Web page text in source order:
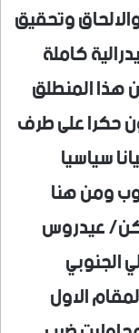
وتحقيق
كاملة
هذا المنطلق
حكرا على طرف
سياسيا
ومن هنا
عيدروس
الجنوبي
الاول